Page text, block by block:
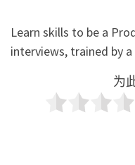
Learn skills to be a
interviews, trained by
为